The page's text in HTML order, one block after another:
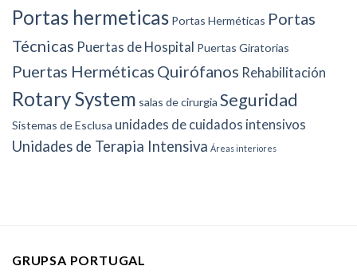
Portas hermeticas Portas Herméticas Portas
Técnicas Puertas de Hospital Puertas Giratorias
Puertas Herméticas Quirófanos Rehabilitación
Rotary System salas de cirurgia Seguridad
Sistemas de Esclusa unidades de cuidados intensivos
Unidades de Terapia Intensiva Áreas interiores
GRUPSA PORTUGAL